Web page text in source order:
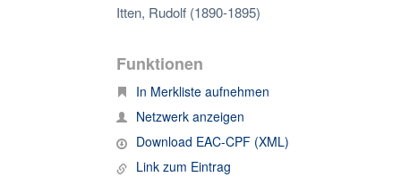
Itten, Rudolf (1890-1895)
Funktionen
In Merkliste aufnehmen
Netzwerk anzeigen
Download EAC-CPF (XML)
Link zum Eintrag